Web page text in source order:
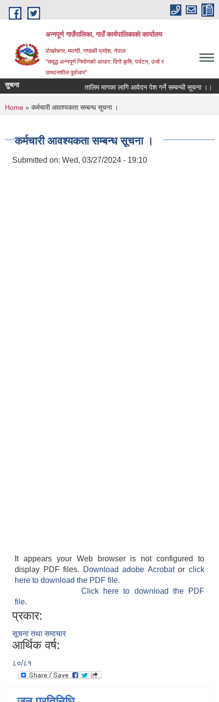
Skip to main content
अन्‍नपूर्ण गाउँपालिका, गाउँ कार्यपालिकाको कार्यालय
पोखरेबगर, म्याग्दी, गण्डकी प्रदेश, नेपाल
"समृद्ध अन्‍नपूर्ण निर्माणको आधार: दिगो कृषि, पर्यटन, उर्जा र
उत्थानशील पूर्वाधार"
सुचना तालिम मागका लागि आवेदन पेश गर्ने सम्बन्धी सूचना ।।
You are here
Home » कर्मचारी आवश्यकता सम्बन्ध सूचना ।
कर्मचारी आवश्यकता सम्बन्ध सूचना ।
Submitted on: Wed, 03/27/2024 - 19:10
It appears your Web browser is not configured to
display PDF files.
Download adobe Acrobatorclick
here to download the PDF file.
Click here to download the PDF
file.
प्रकार:
सूचना तथा समाचार
आर्थिक वर्ष:
८०/८१